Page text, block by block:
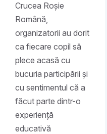
Crucea Roșie
Română,
organizatorii au dorit
ca fiecare copil să
plece acasă cu
bucuria participării și
cu sentimentul că a
făcut parte dintr-o
experiență
educativă